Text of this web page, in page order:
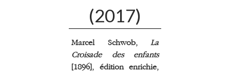
(2017)
Marcel Schwob,La
Croisade des enfants
[1896], édition enrichie,